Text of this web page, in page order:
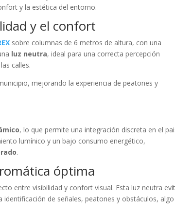
y la estética del entorno.
y el confort
sobre columnas de 6 metros de altura, con una
luz neutra, ideal para una correcta percepción
calles.
mejorando la experiencia de peatones y
, lo que permite una integración discreta en el
lumínico y un bajo consumo energético,
.
óptima
entre visibilidad y confort visual. Esta luz neutra
de señales, peatones y obstáculos, algo